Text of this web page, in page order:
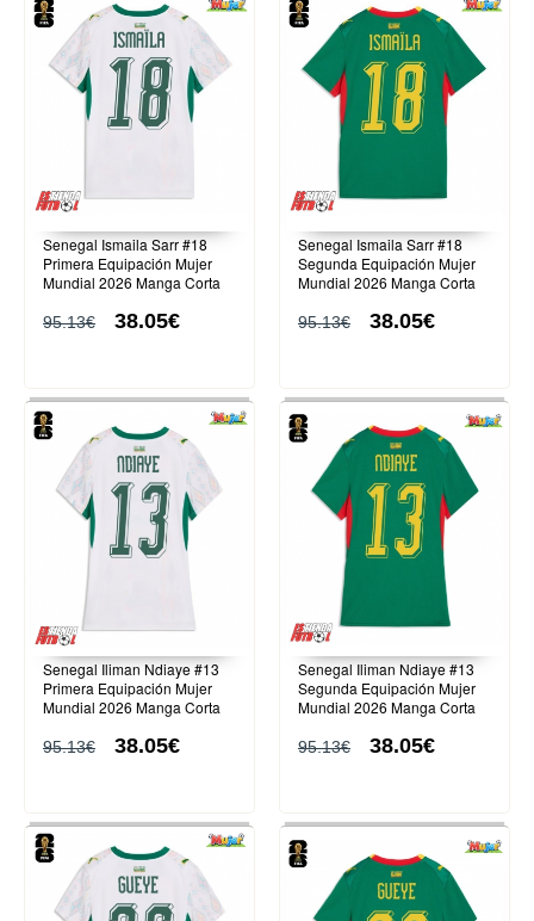
Senegal Ismaila Sarr #18
Primera Equipación Mujer
Mundial 2026 Manga Corta
95.13€ 38.05€
Senegal Ismaila Sarr #18
Segunda Equipación Mujer
Mundial 2026 Manga Corta
95.13€ 38.05€
Senegal Iliman Ndiaye #13
Primera Equipación Mujer
Mundial 2026 Manga Corta
95.13€ 38.05€
Senegal Iliman Ndiaye #13
Segunda Equipación Mujer
Mundial 2026 Manga Corta
95.13€ 38.05€